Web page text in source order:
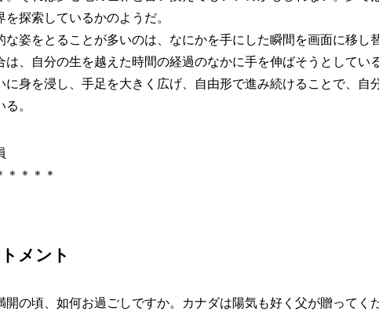
探索しているかのようだ。
姿をとることが多いのは、なにかを手にした瞬間を画面に移し
は、自分の生を越えた時間の経過のなかに手を伸ばそうとしてい
に身を浸し、手足を大きく広げ、自由形で進み続けることで、自
。
＊＊＊＊
メント
の頃、如何お過ごしですか。カナダは陽気も好く父が贈ってく